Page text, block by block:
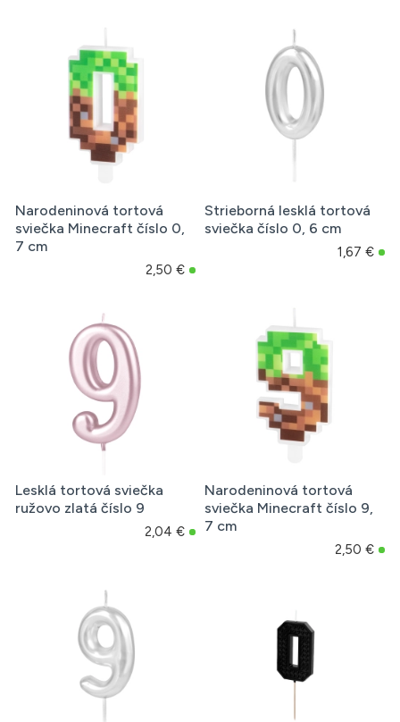
Narodeninová tortová
sviečka Minecraft číslo 0,
7 cm
2,50 €
Strieborná lesklá tortová
sviečka číslo 0, 6 cm
1,67 €
Lesklá tortová sviečka
ružovo zlatá číslo 9
2,04 €
Narodeninová tortová
sviečka Minecraft číslo 9,
7 cm
2,50 €